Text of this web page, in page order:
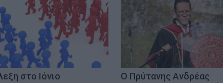
στο Ιόνιο
Ο Πρύτανης Ανδρέας